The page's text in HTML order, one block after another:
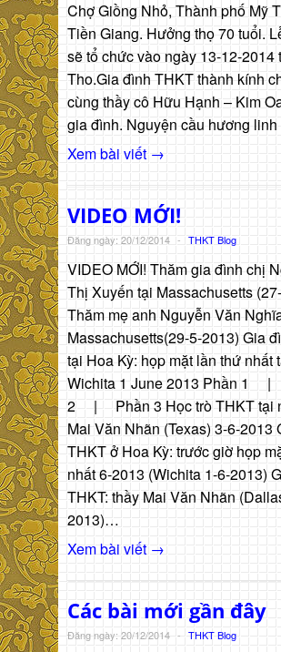
Chợ Giồng Nhỏ, Thành phố Mỹ
Tiền Giang. Hưởng thọ 70 tuổi.
sẽ tổ chức vào ngày 13-12-2014
Tho.Gia đình THKT thành kính
cùng thầy cô Hữu Hạnh – Kim
gia đình. Nguyện cầu hương
Xem bài viết →
VIDEO MỚI!
Đăng ngày: 20/12/2014 - THKT Blog
VIDEO MỚI! Thăm gia đình chị
Thị Xuyến tại Massachusetts
Thăm mẹ anh Nguyễn Văn
Massachusetts(29-5-2013) Gia
tại Hoa Kỳ: họp mặt lần thứ nhất
Wichita 1 June 2013 Phần 1
2 | Phần 3 Học trò THKT tại
Mai Văn Nhãn (Texas) 3-6-2013
THKT ở Hoa Kỳ: trước giờ họp
nhất 6-2013 (Wichita 1-6-2013)
THKT: thầy Mai Văn Nhãn
2013)…
Xem bài viết →
Các bài mới gần đây
Đăng ngày: 20/12/2014 - THKT Blog